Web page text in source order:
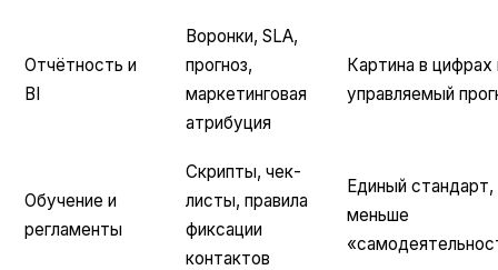
Отчётность и
BI
Воронки, SLA,
прогноз,
маркетинговая
атрибуция
Картина в цифрах
управляемый
Обучение и
регламенты
Скрипты, чек-
листы, правила
фиксации
контактов
Единый стандарт,
меньше